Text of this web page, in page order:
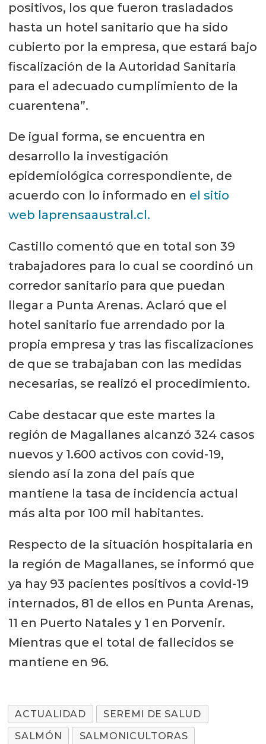
positivos, los que fueron trasladados
hasta un hotel sanitario que ha sido
cubierto por la empresa, que estará bajo
fiscalización de la Autoridad Sanitaria
para el adecuado cumplimiento de la
cuarentena”.
De igual forma, se encuentra en
desarrollo la investigación
epidemiológica correspondiente, de
acuerdo con lo informado en el sitio
web laprensaaustral.cl.
Castillo comentó que en total son 39
trabajadores para lo cual se coordinó un
corredor sanitario para que puedan
llegar a Punta Arenas. Aclaró que el
hotel sanitario fue arrendado por la
propia empresa y tras las fiscalizaciones
de que se trabajaban con las medidas
necesarias, se realizó el procedimiento.
Cabe destacar que este martes la
región de Magallanes alcanzó 324 casos
nuevos y 1.600 activos con covid-19,
siendo así la zona del país que
mantiene la tasa de incidencia actual
más alta por 100 mil habitantes.
Respecto de la situación hospitalaria en
la región de Magallanes, se informó que
ya hay 93 pacientes positivos a covid-19
internados, 81 de ellos en Punta Arenas,
11 en Puerto Natales y 1 en Porvenir.
Mientras que el total de fallecidos se
mantiene en 96.
ACTUALIDAD
SEREMI DE SALUD
SALMÓN
SALMONICULTORAS